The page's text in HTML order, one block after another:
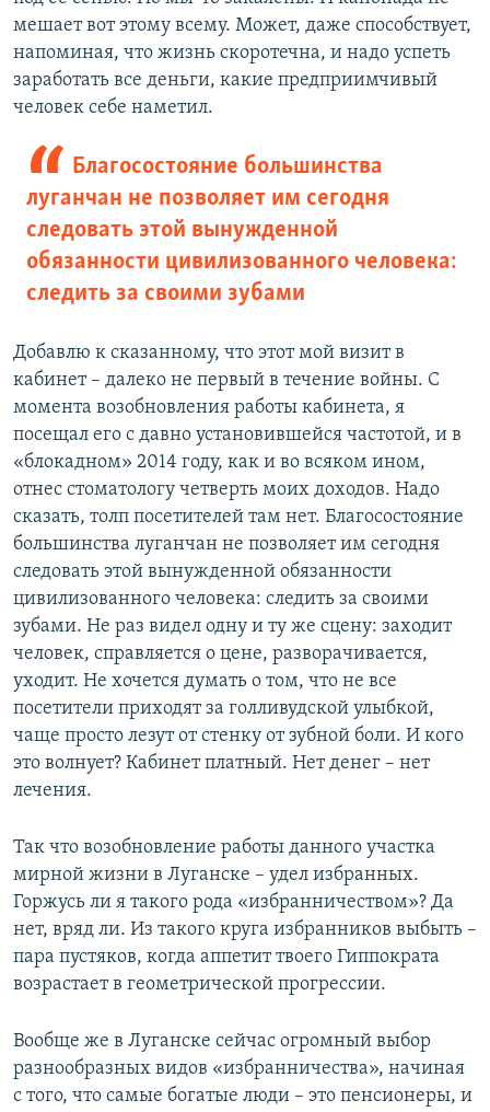
мешает вот этому всему. Может, даже способствует,
напоминая, что жизнь скоротечна, и надо успеть
заработать все деньги, какие предприимчивый
человек себе наметил.
Благосостояние большинства
луганчан не позволяет им сегодня
следовать этой вынужденной
обязанности цивилизованного человека:
следить за своими зубами
Добавлю к сказанному, что этот мой визит в
кабинет – далеко не первый в течение войны. С
момента возобновления работы кабинета, я
посещал его с давно установившейся частотой, и в
«блокадном» 2014 году, как и во всяком ином,
отнес стоматологу четверть моих доходов. Надо
сказать, толп посетителей там нет. Благосостояние
большинства луганчан не позволяет им сегодня
следовать этой вынужденной обязанности
цивилизованного человека: следить за своими
зубами. Не раз видел одну и ту же сцену: заходит
человек, справляется о цене, разворачивается,
уходит. Не хочется думать о том, что не все
посетители приходят за голливудской улыбкой,
чаще просто лезут от стенку от зубной боли. И кого
это волнует? Кабинет платный. Нет денег – нет
лечения.
Так что возобновление работы данного участка
мирной жизни в Луганске – удел избранных.
Горжусь ли я такого рода «избранничеством»? Да
нет, вряд ли. Из такого круга избранников выбыть –
пара пустяков, когда аппетит твоего Гиппократа
возрастает в геометрической прогрессии.
Вообще же в Луганске сейчас огромный выбор
разнообразных видов «избранничества», начиная
с того, что самые богатые люди – это пенсионеры, и